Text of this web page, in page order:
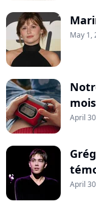
May 1,
April
April